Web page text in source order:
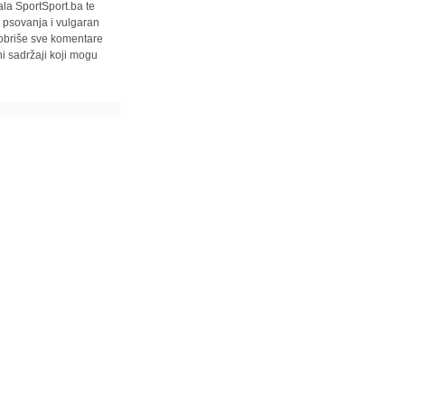
SportSport.ba te
i vulgaran
sve komentare
sadržaji koji mogu